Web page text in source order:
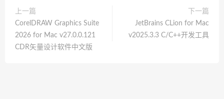
上一篇
CorelDRAW Graphics Suite
2026 for Mac v27.0.0.121
CDR矢量设计软件中文版
下一篇
JetBrains CLion for Mac
v2025.3.3 C/C++开发工具